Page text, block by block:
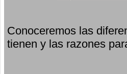
Conoceremos las
tienen y las razones